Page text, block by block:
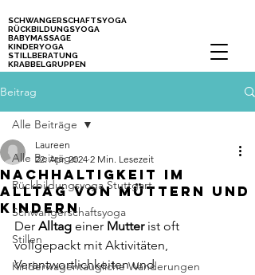
SCHWANGERSCHAFTSYOGA
RÜCKBILDUNGSYOGA
BABYMASSAGE
KINDERYOGA
STILLBERATUNG
KRABBELGRUPPEN
Beitrag
Alle Beiträge
Rückbildungsyoga Stuttgart
Schwangerschaftsyoga
Stillen
Kinderwagentaugliche Wanderungen
Alle Beiträge
Nachhaltigkeit im
Alltag von Müttern und
Kindern
Laureen
22. Apr. 2024 2 Min. Lesezeit
Der Alltag einer Mutter ist oft
vollgepackt mit Aktivitäten,
Verantwortlichkeiten und